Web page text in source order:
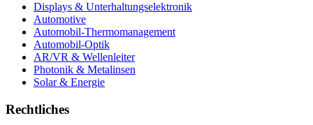
Displays & Unterhaltungselektronik
Automotive
Automobil-Thermomanagement
Automobil-Optik
AR/VR & Wellenleiter
Photonik & Metalinsen
Solar & Energie
Rechtliches